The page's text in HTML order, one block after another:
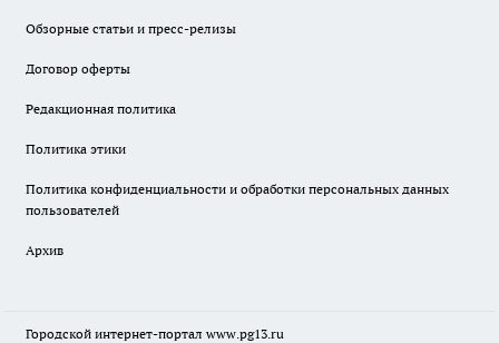
Обзорные статьи и пресс-релизы
Договор оферты
Редакционная политика
Политика этики
Политика конфиденциальности и обработки персональных данных
пользователей
Архив
Городской интернет-портал www.pg13.ru